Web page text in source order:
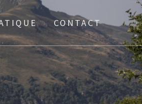
CONTACT